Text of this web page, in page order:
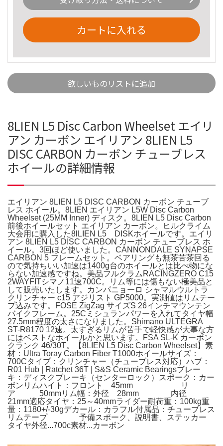
カートに入れる
欲しいものリストに追加
8LIEN L5 Disc Carbon Wheelset エイリ
アン カーボン エイリアン 8LIEN L5
DISC CARBON カーボン チューブレス
ホイールの詳細情報
エイリアン 8LIEN L5 DISC CARBON カーボン チューブ
レス ホイール。8LIEN エイリアン L5W Disc Carbon
Wheelset (25MM Inner) ディスク。8LIEN L5 Disc Carbon
前後ホイールセット エイリアン カーボン。ヒルクライム
大会用に購入した8lLIEN L5 DISKホイールです。エイリ
アン 8LIEN L5 DISC CARBON カーボン チューブレス ホ
イール。3回ほど使いました。CANNONDALE SYNAPSE
CARBON 5 フレームセット。ベアリングも無茶苦茶回る
ので気持ちいい加速は1400g台のホイールとは比べ物にな
らない加速感ですね。美品フルクラムRACINGZERO C15
2WAYFITシマノ11速700C。リム等には傷もない極美品と
して販売いたします。カンパニョーロ シャマルウルトラ
クリンチャー c15 アジリスト GP5000。実測値はリムテー
プ込みです。FOSE ZigZag サイズS 26インチマウンテン
バイクフレーム。25Cミシュランパワーを入れてタイヤ幅
27.5mm程度の太さになりました。Shimano ULTEGRA
ST-R8170 12速。太すぎるリムが苦手で軽快感が大事な方
にはベストなホイールかと思います。FSA SL-K カーボン
クランク 46/30T。【8LIEN L5 Disc Carbon Wheelset】素
材：Ultra Toray Carbon Fiber T1000ホイールサイズ：
700Cタイプ：クリンチャー（チューブレス対応）ハブ：
R01 Hub | Ratchet 36T | S&S Ceramic Bearingsブレー
キ：ディスクブレーキ（センターロック）スポーク：カー
ボンリムハイト：フロント 45mm リ
ア 50mmリム幅：外径 28mm 内径
21mm適応タイヤ：25～40mmライダー耐荷重：100kg重
量：1180+/-30gデカール：カラフル付属品：チューブレス
リムテープ 予備スポーク、説明書、ステッカー
タイヤ外径...700c素材...カーボン